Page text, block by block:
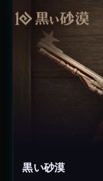
黒い砂漠